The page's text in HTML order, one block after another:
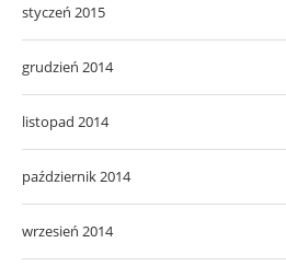
styczeń 2015
grudzień 2014
listopad 2014
październik 2014
wrzesień 2014